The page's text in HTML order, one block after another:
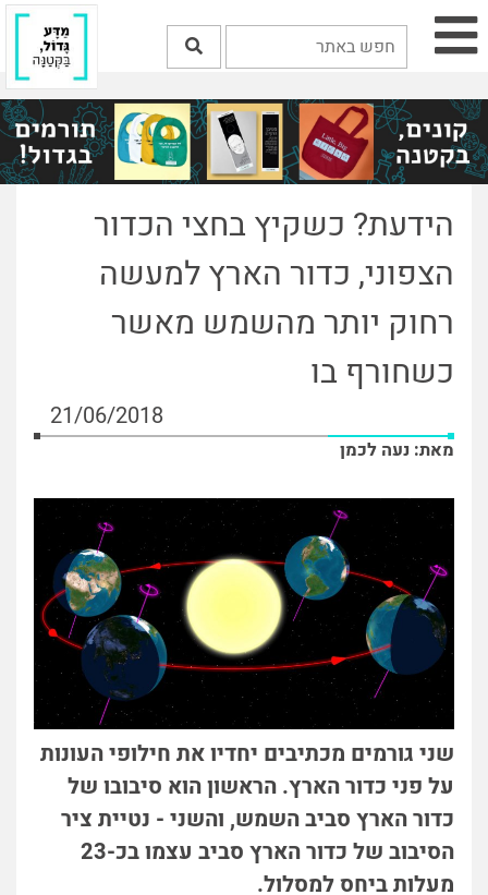
הידעת? כשקיץ בחצי הכדור
הצפוני, כדור הארץ למעשה
רחוק יותר מהשמש מאשר
כשחורף בו
21/06/2018
מאת: נעה לכמן
שני גורמים מכתיבים יחדיו את חילופי העונות
על פני כדור הארץ. הראשון הוא סיבובו של
כדור הארץ סביב השמש, והשני - נטיית ציר
הסיבוב של כדור הארץ סביב עצמו בכ-23
מעלות ביחס למסלול.